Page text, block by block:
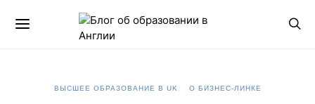
ВЫСШЕЕ ОБРАЗОВАНИЕ В UK О БИЗНЕС-ЛИНКЕ